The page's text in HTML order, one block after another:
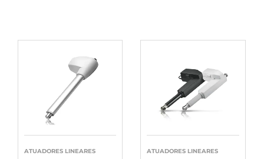
ATUADORES LINEARES ATUADORES LINEARES